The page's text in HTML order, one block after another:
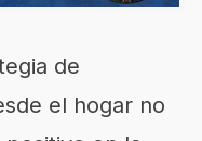
de
el hogar no